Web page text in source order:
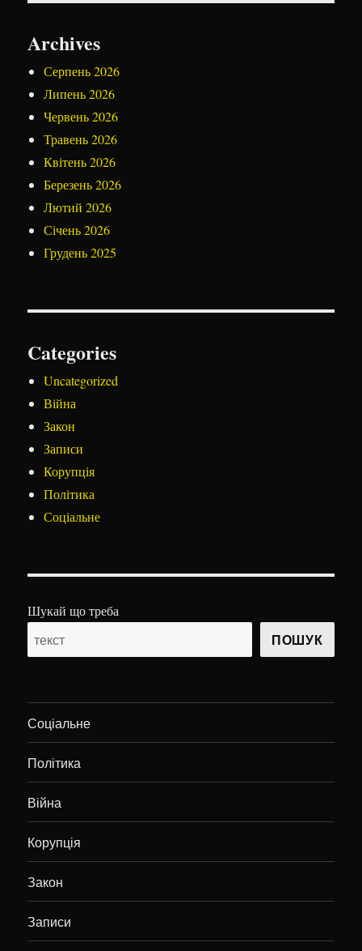
Archives
Серпень 2026
Липень 2026
Червень 2026
Травень 2026
Квітень 2026
Березень 2026
Лютий 2026
Січень 2026
Грудень 2025
Categories
Uncategorized
Війна
Закон
Записи
Корупція
Політика
Соціальне
Шукай що треба
ПОШУК
Соціальне
Політика
Війна
Корупція
Закон
Записи